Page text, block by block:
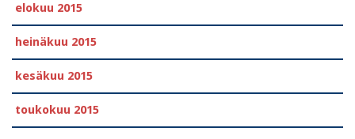
elokuu 2015
heinäkuu 2015
kesäkuu 2015
toukokuu 2015